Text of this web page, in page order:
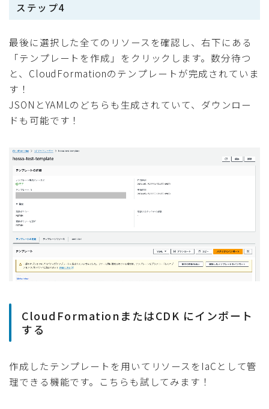
ステップ4
最後に選択した全てのリソースを確認し、右下にある
「テンプレートを作成」をクリックします。数分待つ
と、CloudFormationのテンプレートが完成されていま
す！
JSONとYAMLのどちらも生成されていて、ダウンロー
ドも可能です！
CloudFormationまたはCDK にインポート
する
作成したテンプレートを用いてリソースをIaCとして管
理できる機能です。こちらも試してみます！